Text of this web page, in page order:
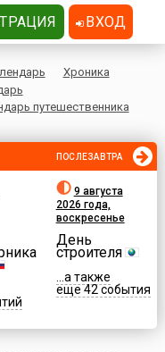
Хроника
путешественника
ПОСЛЕЗАВТРА
9 августа
2026 года,
воскресенье
День
строителя
...а также
еще 42 события
ВХОД